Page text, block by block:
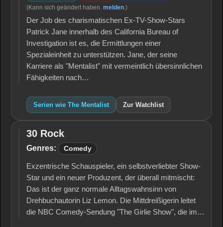
(Kann sich geändert haben. melden.)
Der Job des charismatischen Ex-TV-Show-Stars
Patrick Jane innerhalb des California Bureau of
Investigation ist es, die Ermittlungen einer
Spezialeinheit zu unterstützen. Jane, der seine
Karriere als "Mentalist" mit vermeintlich übersinnlichen
Fähigkeiten nach…
Serien wie The Mentalist Zur Watchlist
30
Rock
30 Rock
Genres: Comedy
Exzentrische Schauspieler, ein selbstverliebter Show-
Star und ein neuer Produzent, der überall mitmischt:
Das ist der ganz normale Alltagswahnsinn von
Drehbuchautorin Liz Lemon. Die Mittdreißigerin leitet
die NBC Comedy-Sendung "The Girlie Show", die im…